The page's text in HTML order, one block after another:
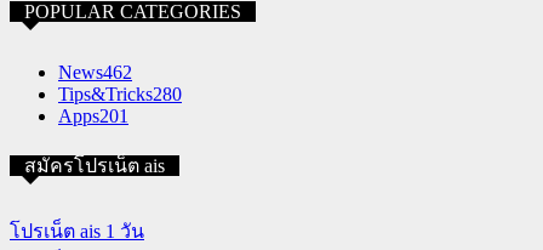
POPULAR CATEGORIES
News462
Tips&Tricks280
Apps201
สมัครโปรเน็ต ais
โปรเน็ต ais 1 วัน